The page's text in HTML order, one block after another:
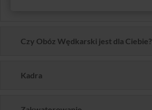
Czy Obóz Wędkarski jest dla Ciebie?
Kadra